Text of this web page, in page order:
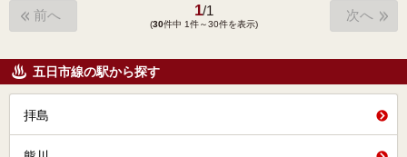
前へ 1/1
(30件中 1件～30件を表示)
次へ
五日市線の駅から探す
拝島